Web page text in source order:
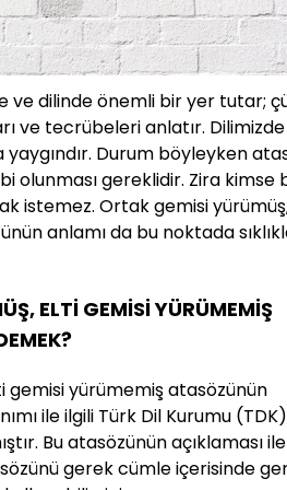
ve dilinde önemli bir yer tutar;
ve tecrübeleri anlatır. Dilimizde
yaygındır. Durum böyleyken
olunması gereklidir. Zira kimse
istemez. Ortak gemisi
anlamı da bu noktada
ELTİ GEMİSİ YÜRÜMEMİŞ
gemisi yürümemiş atasözünün
ile ilgili Türk Dil Kurumu (TDK)
Bu atasözünün açıklaması
gerek cümle içerisinde